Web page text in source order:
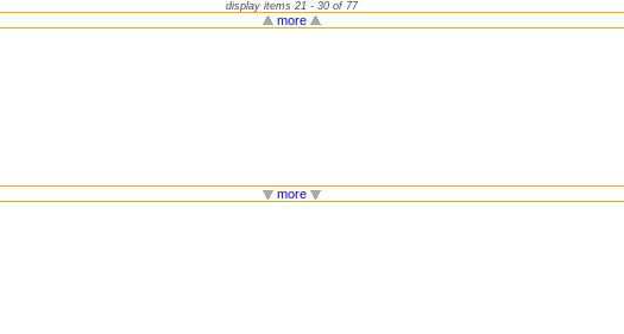
display items 21 - 30 of 77
more
more